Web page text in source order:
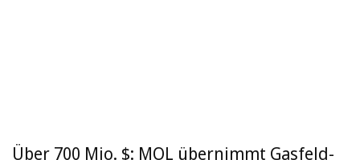
Über 700 Mio. $: MOL übernimmt Gasfeld-